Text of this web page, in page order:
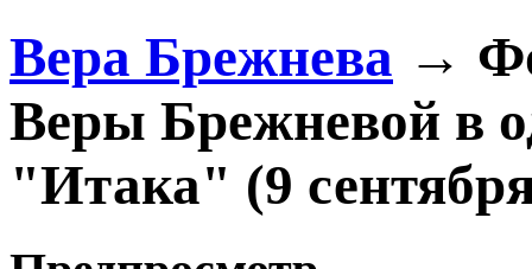
Вера Брежнева →
Веры Брежневой в
"Итака" (9